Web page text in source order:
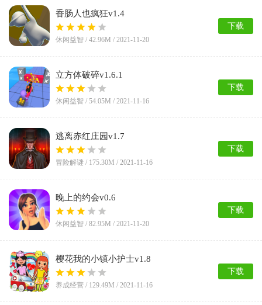
香肠人也疯狂v1.4
休闲益智 / 42.96M / 2021-11-20
下载
立方体破碎v1.6.1
休闲益智 / 54.05M / 2021-11-16
下载
逃离赤红庄园v1.7
冒险解谜 / 175.30M / 2021-11-16
下载
晚上的约会v0.6
休闲益智 / 82.95M / 2021-11-20
下载
樱花我的小镇小护士v1.8
养成经营 / 129.49M / 2021-11-16
下载